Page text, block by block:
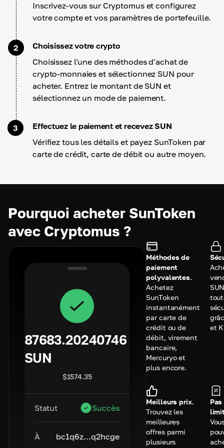
Inscrivez-vous sur Cryptomus et configurez
votre compte et vos paramètres de portefeuille.
2
Choisissez votre crypto
Choisissez l'une des méthodes d'achat de
crypto-monnaies et sélectionnez SUN pour
acheter. Entrez le montant de SUN et
sélectionnez un mode de paiement.
3
Effectuez le paiement et recevez SUN
Vérifiez tous les détails et payez SunToken par
carte de crédit, carte de débit ou autre moyen.
Pourquoi acheter SunToken
avec Cryptomus ?
87683.20240746
SUN
$1574.35
Statut Succès
À bc1q6z...q2hcge
Méthodes de
paiement
polyvalentes.
Achetez
SunToken
instantanément
par carte de
crédit ou de
débit, virement
bancaire,
Mercuryo et
plus encore.
et
Meilleurs prix.
Trouvez les
meilleures
offres parmi
plusieurs